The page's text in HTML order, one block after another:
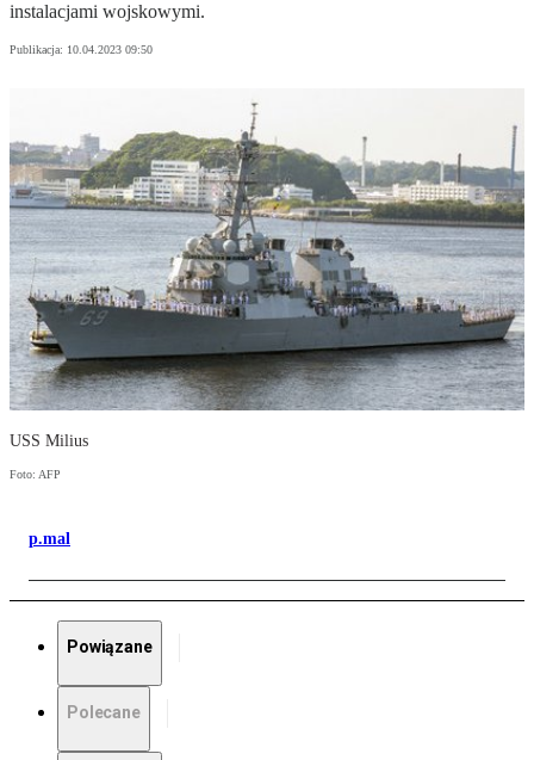
instalacjami wojskowymi.
Publikacja: 10.04.2023 09:50
USS Milius
Foto: AFP
p.mal
Powiązane
Polecane